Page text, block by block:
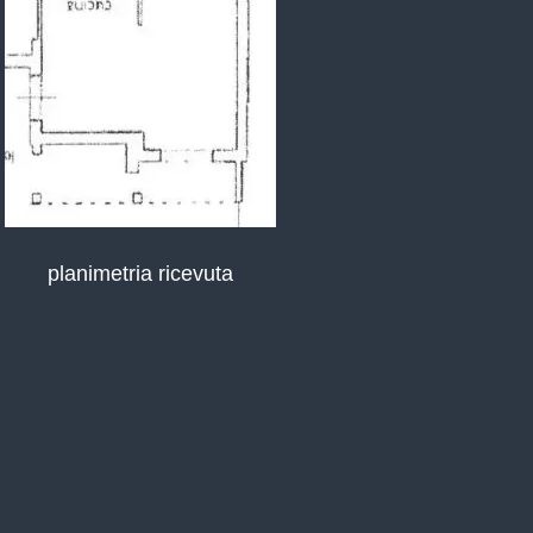
planimetria ricevuta